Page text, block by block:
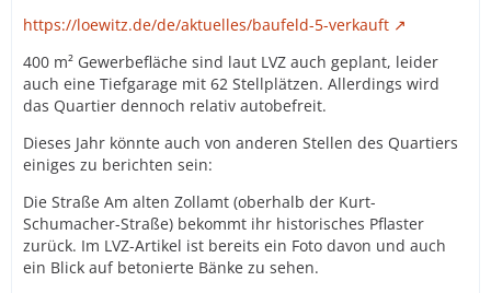
https://loewitz.de/de/aktuelles/baufeld-5-verkauft
400 m² Gewerbefläche sind laut LVZ auch geplant, leider
auch eine Tiefgarage mit 62 Stellplätzen. Allerdings wird
das Quartier dennoch relativ autobefreit.
Dieses Jahr könnte auch von anderen Stellen des Quartiers
einiges zu berichten sein:
Die Straße Am alten Zollamt (oberhalb der Kurt-
Schumacher-Straße) bekommt ihr historisches Pflaster
zurück. Im LVZ-Artikel ist bereits ein Foto davon und auch
ein Blick auf betonierte Bänke zu sehen.